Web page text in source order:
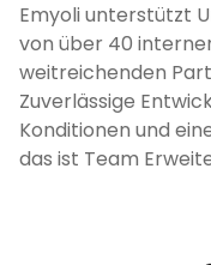
Emyoli unterstützt
von über 40
weitreichenden
Zuverlässige
Konditionen und
das ist Team